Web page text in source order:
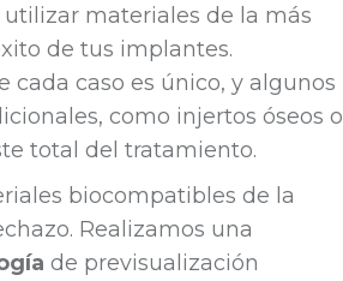
materiales de la más
de tus implantes.
cada caso es único, y algunos
como injertos óseos o
total del tratamiento.
biocompatibles de la
Realizamos una
de previsualización